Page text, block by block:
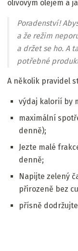
olivovým olejem a
Poradenství!
a že režim
a držet se ho. A
potřebné
A několik pravidel
výdaj kalorií by
maximální
denně);
Jezte malé
denně;
Napijte zelený
přirozeně bez
přísně